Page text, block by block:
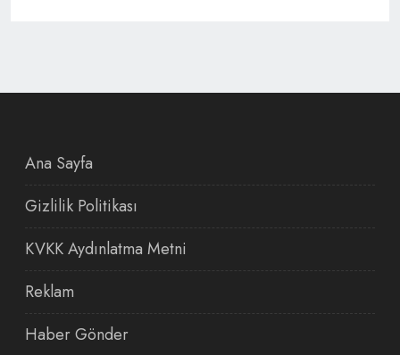
Ana Sayfa
Gizlilik Politikası
KVKK Aydınlatma Metni
Reklam
Haber Gönder